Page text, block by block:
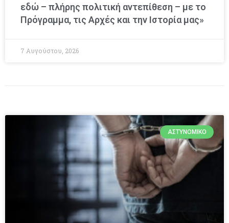
εδώ – πλήρης πολιτική αντεπίθεση – με το
Πρόγραμμα, τις Αρχές και την Ιστορία μας»
7 Αυγούστου, 2026
ΑΣΤΥΝΟΜΙΚΌ